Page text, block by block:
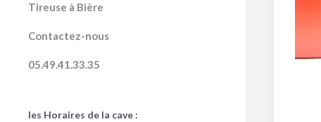
Tireuse à Bière
Contactez-nous
05.49.41.33.35
les Horaires de la cave :